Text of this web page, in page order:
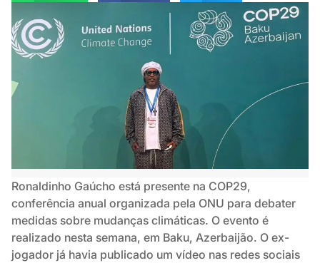
Ronaldinho Gaúcho está presente na COP29,
conferência anual organizada pela ONU para debater
medidas sobre mudanças climáticas. O evento é
realizado nesta semana, em Baku, Azerbaijão. O ex-
jogador já havia publicado um vídeo nas redes sociais